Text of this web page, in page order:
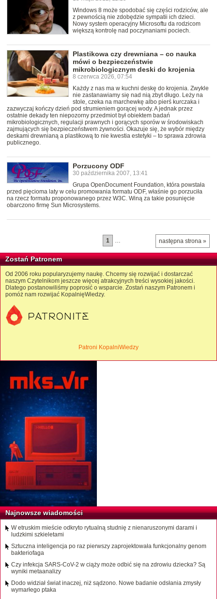
Windows 8 może spodobać się części rodziców, ale
z pewnością nie zdobędzie sympatii ich dzieci.
Nowy system operacyjny Microsoftu da rodzicom
większą kontrolę nad poczynaniami pociech.
Plastikowa czy drewniana – co nauka
mówi o bezpieczeństwie
mikrobiologicznym deski do krojenia
8 czerwca 2026, 07:54
Każdy z nas ma w kuchni deskę do krojenia. Zwykle
nie zastanawiamy się nad nią zbyt długo. Leży na
stole, czeka na marchewkę albo pierś kurczaka i
zazwyczaj kończy dzień pod strumieniem gorącej wody. A jednak przez
ostatnie dekady ten niepozorny przedmiot był obiektem badań
mikrobiologicznych, regulacji prawnych i gorących sporów w środowiskach
zajmujących się bezpieczeństwem żywności. Okazuje się, że wybór między
deskami drewnianą a plastikową to nie kwestia estetyki – to sprawa zdrowia
publicznego.
Porzucony ODF
30 października 2007, 13:41
Grupa OpenDocument Foundation, która powstała
przed pięcioma laty w celu promowania formatu ODF, właśnie go porzuciła
na rzecz formatu proponowanego przez W3C. Winą za takie posunięcie
obarczono firmę Sun Microsystems.
następna strona »
1 …
Zostań Patronem
Od 2006 roku popularyzujemy naukę. Chcemy się rozwijać i dostarczać
naszym Czytelnikom jeszcze więcej atrakcyjnych treści wysokiej jakości.
Dlatego postanowiliśmy poprosić o wsparcie. Zostań naszym Patronem i
pomóż nam rozwijać KopalnięWiedzy.
Patroni KopalniWiedzy
Najnowsze wiadomości
W etruskim mieście odkryto rytualną studnię z nienaruszonymi darami i
ludzkimi szkieletami
Sztuczna inteligencja po raz pierwszy zaprojektowała funkcjonalny genom
bakteriofaga
Czy infekcja SARS-CoV-2 w ciąży może odbić się na zdrowiu dziecka? Są
wyniki metaanalizy
Dodo widział świat inaczej, niż sądzono. Nowe badanie odsłania zmysły
wymarłego ptaka